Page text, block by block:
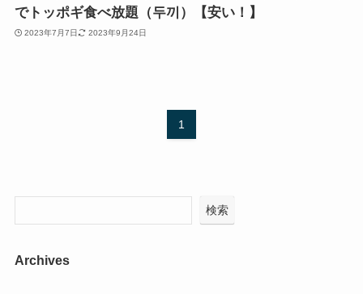
でトッポギ食べ放題（두끼）【安い！】
2023年7月7日 2023年9月24日
1
検索
Archives